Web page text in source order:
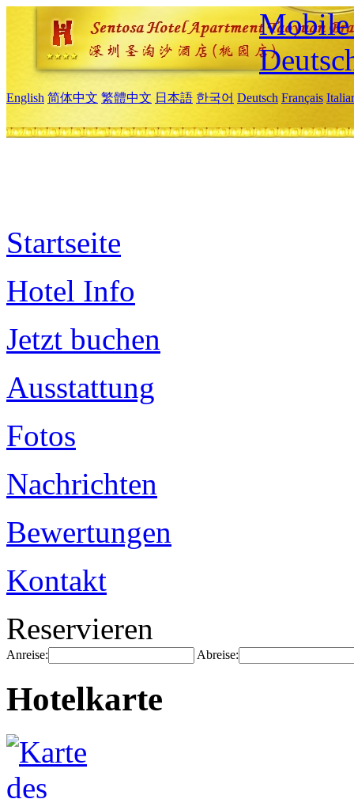
Mobile
English 简体中文 繁體中文 日本語 한국어 Deutsch Français
Startseite
Hotel Info
Jetzt buchen
Ausstattung
Fotos
Nachrichten
Bewertungen
Kontakt
Reservieren
Anreise: Abreise:
Hotelkarte